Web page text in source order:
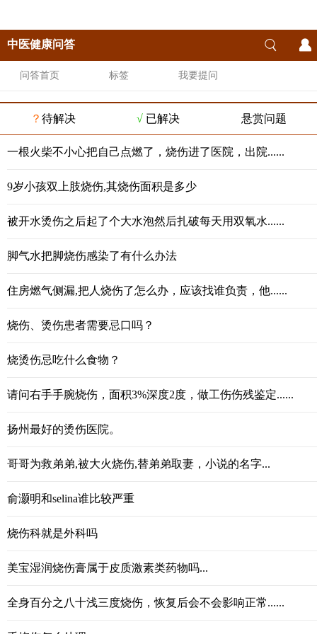
中医健康问答
问答首页 标签 我要提问
？ 待解决 √ 已解决 悬赏问题
一根火柴不小心把自己点燃了，烧伤进了医院，出院......
9岁小孩双上肢烧伤,其烧伤面积是多少
被开水烫伤之后起了个大水泡然后扎破每天用双氧水......
脚气水把脚烧伤感染了有什么办法
住房燃气侧漏,把人烧伤了怎么办，应该找谁负责，他......
烧伤、烫伤患者需要忌口吗？
烧烫伤忌吃什么食物？
请问右手手腕烧伤，面积3%深度2度，做工伤伤残鉴定......
扬州最好的烫伤医院。
哥哥为救弟弟,被大火烧伤,替弟弟取妻，小说的名字...
俞灏明和selina谁比较严重
烧伤科就是外科吗
美宝湿润烧伤膏属于皮质激素类药物吗...
全身百分之八十浅三度烧伤，恢复后会不会影响正常......